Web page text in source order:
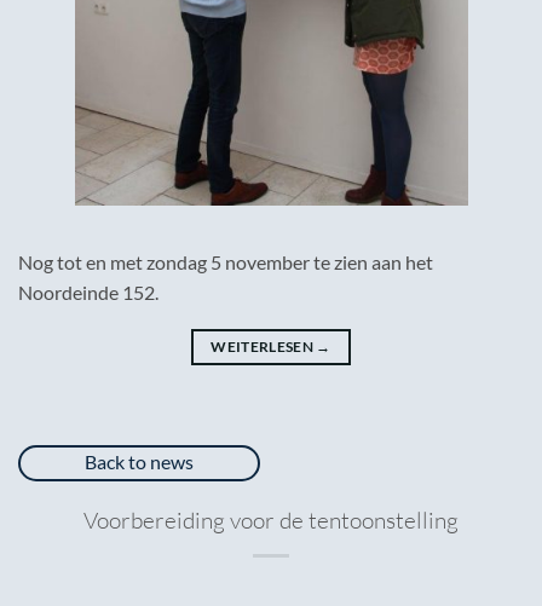
Nog tot en met zondag 5 november te zien aan het
Noordeinde 152.
WEITERLESEN →
Back to news
Voorbereiding voor de tentoonstelling